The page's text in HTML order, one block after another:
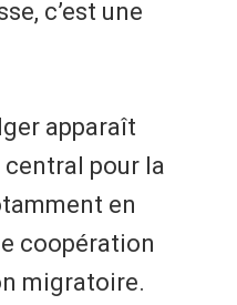
c’est une
apparaît
pour la
en
coopération
migratoire.